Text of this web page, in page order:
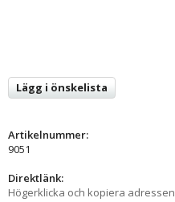
Lägg i önskelista
Artikelnummer:
9051
Direktlänk:
Högerklicka och kopiera adressen